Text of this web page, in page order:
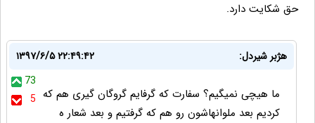
حق شکایت دارد.
هژبر شیردل:
۱۳۹۷/۶/۵ ۲۲:۴۹:۴۲
73
5 ما هیچی نمیگیم؟ سفارت که گرفایم گروگان گیری هم که
کردیم بعد ملوانهاشون رو هم که گرفتیم و بعد شعار ه